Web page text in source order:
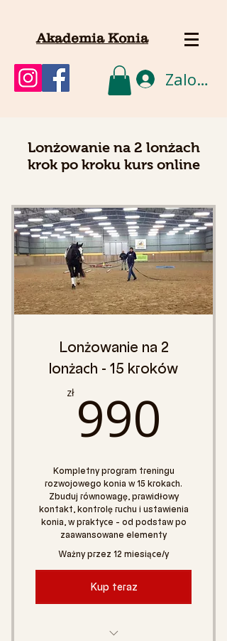
Akademia Konia
Zaloguj
Lonżowanie na 2 lonżach
krok po kroku kurs online
Lonżowanie na 2
lonżach - 15 kroków
zł 990
Kompletny program treningu
rozwojowego konia w 15 krokach.
Zbuduj równowagę, prawidłowy
kontakt, kontrolę ruchu i ustawienia
konia, w praktyce – od podstaw po
zaawansowane elementy
Ważny przez 12 miesiące/y
Kup teraz